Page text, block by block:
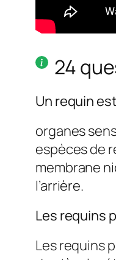
24
Un requin
organes
espèces de
membrane
l’arrière.
Les requins
Les requins